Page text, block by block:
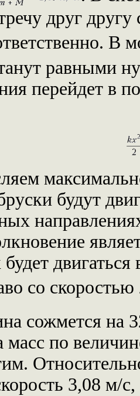
друг
В
равными
перейдет в
будут
со скоростью
сожмется на
масс по
3,08 м/